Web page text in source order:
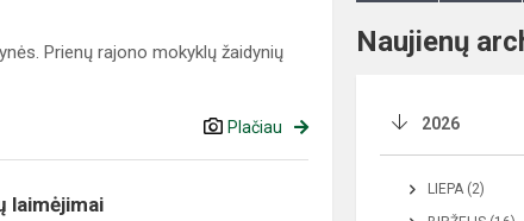
Prienų rajono mokyklų žaidynių
Plačiau
laimėjimai
Naujienų
2026
LIEPA (2)